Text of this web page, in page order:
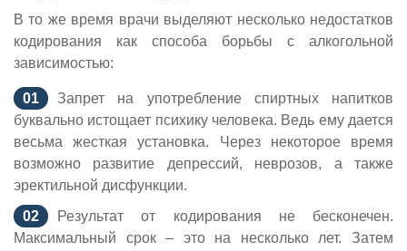
В то же время врачи выделяют несколько недостатков
кодирования как способа борьбы с алкогольной
зависимостью:
Запрет на употребление спиртных напитков
буквально истощает психику человека. Ведь ему дается
весьма жесткая установка. Через некоторое время
возможно развитие депрессий, неврозов, а также
эректильной дисфункции.
Результат от кодирования не бесконечен.
Максимальный срок – это на несколько лет. Затем